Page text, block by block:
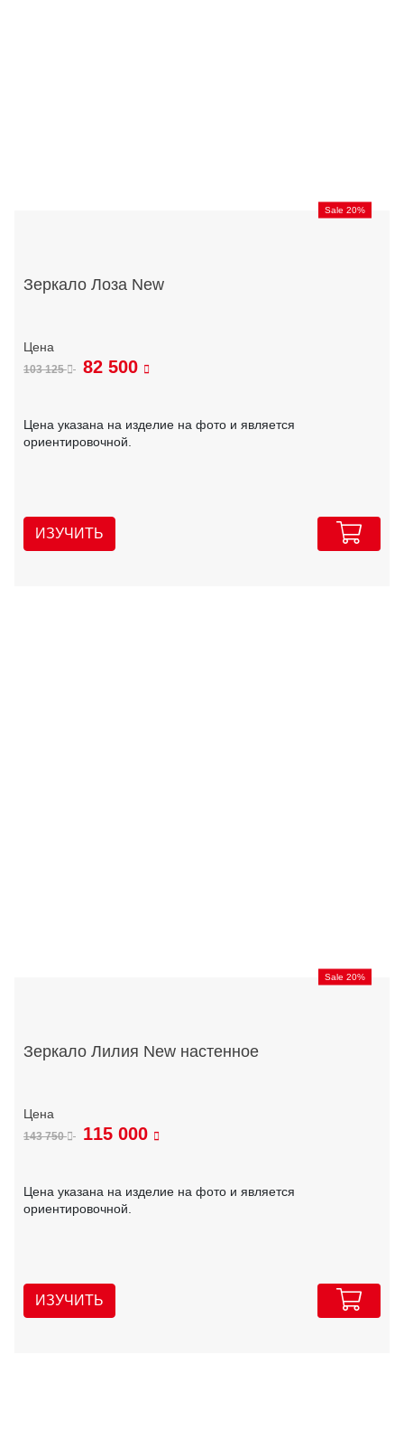
Sale 20%
Зеркало Лоза New
103 125 82 500
Цена указана на изделие на фото и является
ориентировочной.
ИЗУЧИТЬ
Sale 20%
Зеркало Лилия New настенное
143 750 115 000
Цена указана на изделие на фото и является
ориентировочной.
ИЗУЧИТЬ